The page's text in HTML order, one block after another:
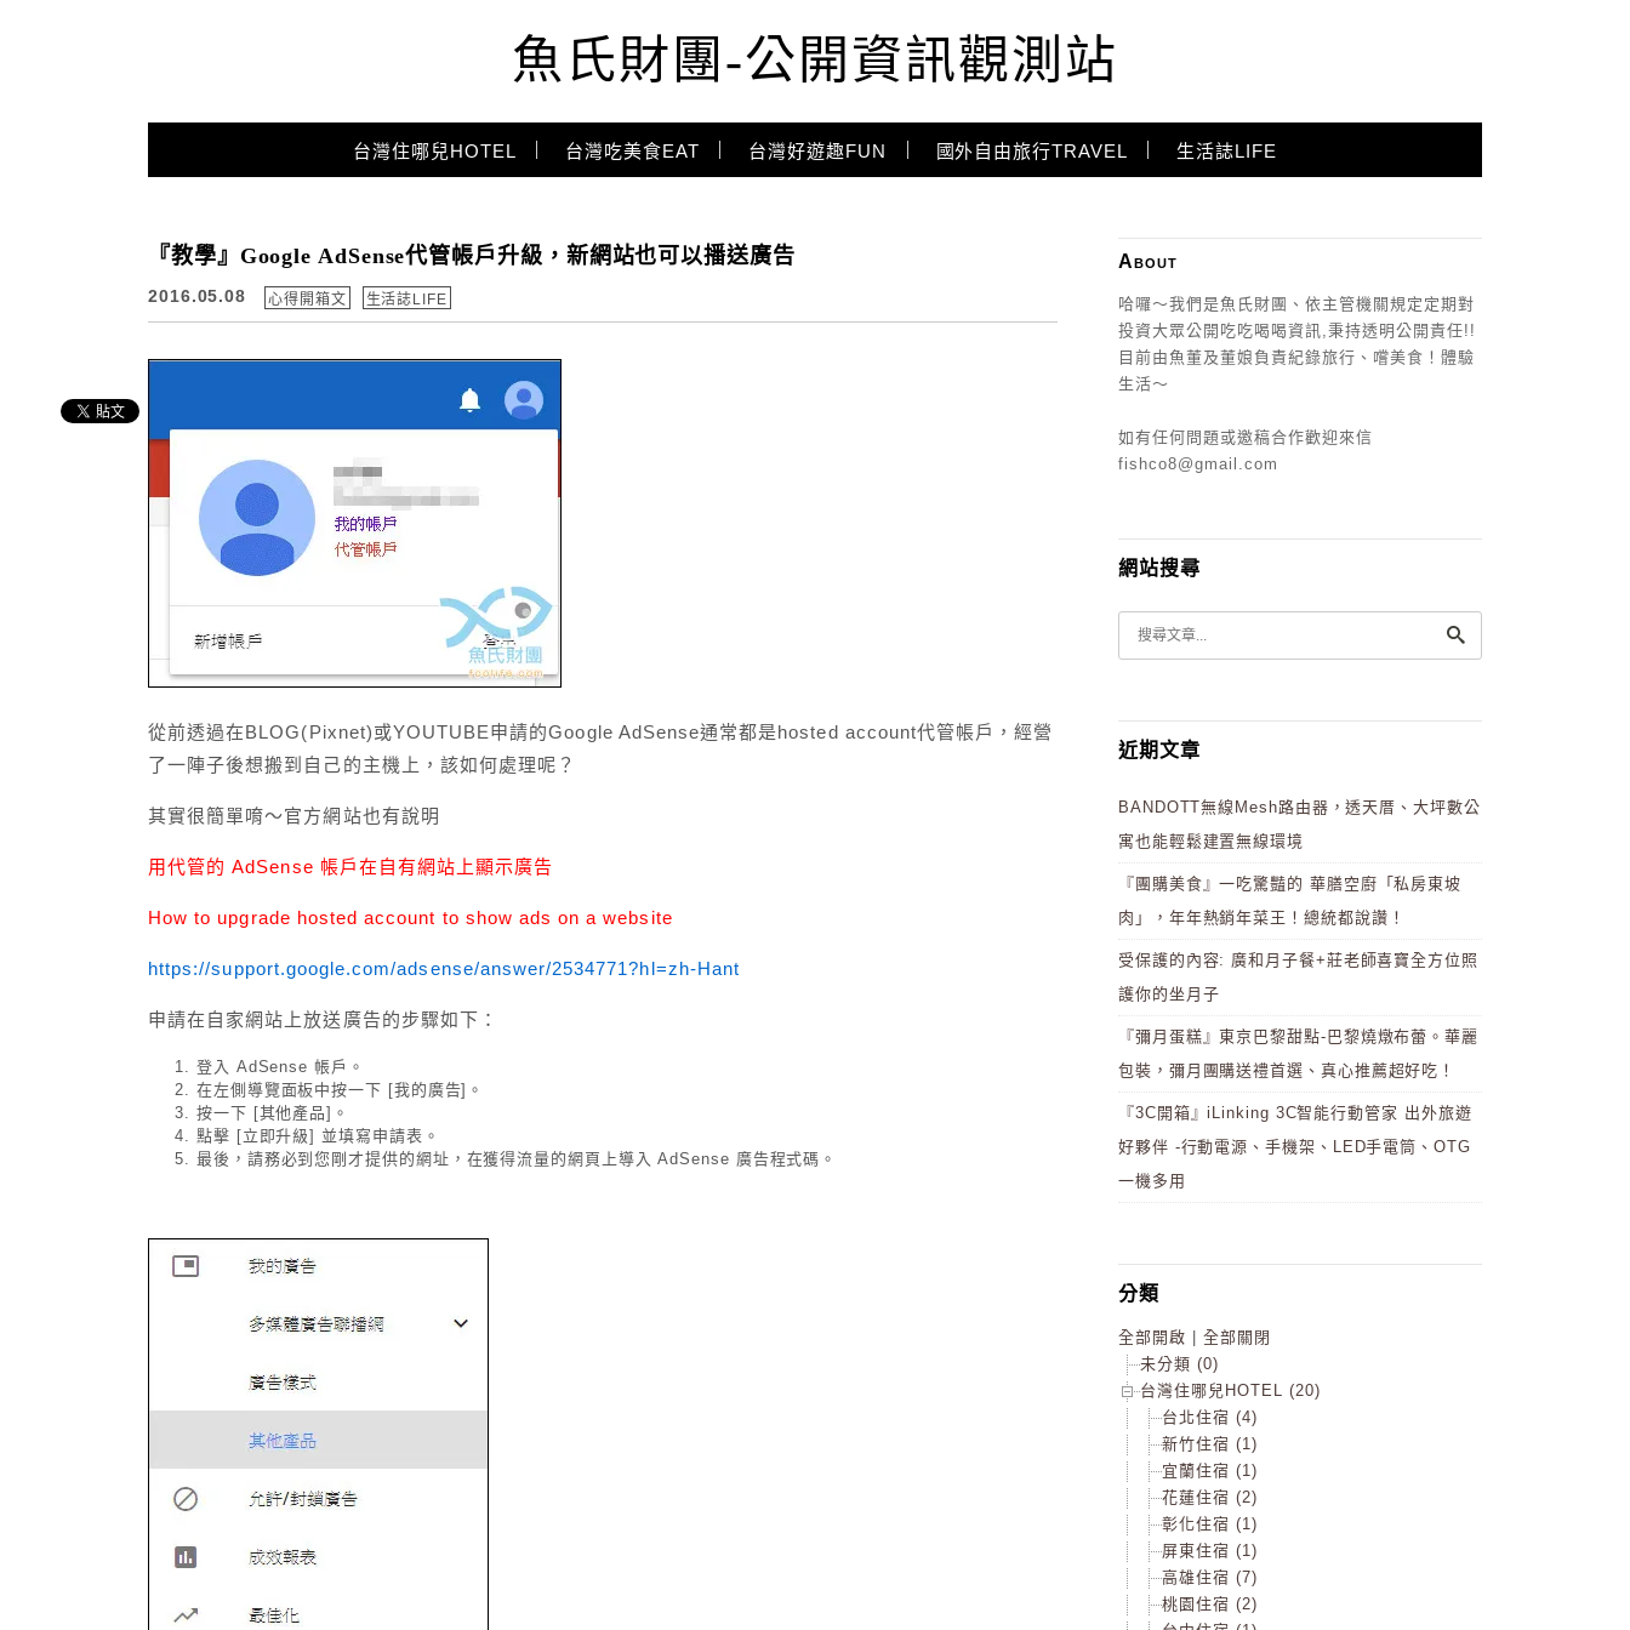
魚氏財團-公開資訊觀測站
台灣住哪兒HOTEL 台灣吃美食EAT 台灣好遊趣FUN 國外自由旅行TRAVEL 生活誌LIFE
『教學』Google AdSense代管帳戶升級，新網站也可以播送廣告
2016.05.08 心得開箱文 生活誌LIFE
從前透過在BLOG(Pixnet)或YOUTUBE申請的Google AdSense通常都是hosted account代管帳戶，經營
了一陣子後想搬到自己的主機上，該如何處理呢？
其實很簡單唷～官方網站也有說明
用代管的 AdSense 帳戶在自有網站上顯示廣告
How to upgrade hosted account to show ads on a website
https://support.google.com/adsense/answer/2534771?hl=zh-Hant
申請在自家網站上放送廣告的步驟如下：
登入 AdSense 帳戶。
在左側導覽面板中按一下 [我的廣告]。
按一下 [其他產品]。
點擊 [立即升級] 並填寫申請表。
最後，請務必到您剛才提供的網址，在獲得流量的網頁上導入 AdSense 廣告程式碼。
About
哈囉～我們是魚氏財團、依主管機關規定定期對
投資大眾公開吃吃喝喝資訊,秉持透明公開責任!!
目前由魚董及董娘負責紀錄旅行、嚐美食！體驗
生活～
如有任何問題或邀稿合作歡迎來信
fishco8@gmail.com
網站搜尋
近期文章
BANDOTT無線Mesh路由器，透天厝、大坪數公
寓也能輕鬆建置無線環境
『團購美食』一吃驚豔的 華膳空廚「私房東坡
肉」，年年熱銷年菜王！總統都說讚！
受保護的內容: 廣和月子餐+莊老師喜寶全方位照
護你的坐月子
『彌月蛋糕』東京巴黎甜點-巴黎燒燉布蕾。華麗
包裝，彌月團購送禮首選、真心推薦超好吃！
『3C開箱』iLinking 3C智能行動管家 出外旅遊
好夥伴 -行動電源、手機架、LED手電筒、OTG
一機多用
分類
全部開啟
全部關閉
未分類 (0)
台灣住哪兒HOTEL (20)
台北住宿 (4)
新竹住宿 (1)
宜蘭住宿 (1)
花蓮住宿 (2)
彰化住宿 (1)
屏東住宿 (1)
高雄住宿 (7)
桃園住宿 (2)